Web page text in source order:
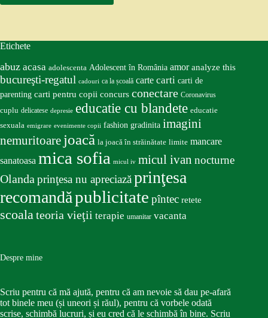
Etichete
abuz acasa adolescenta Adolescent în România amor analyze this
bucureşti-regatul cadouri ca la școală carte carti carti de
parenting carti pentru copii concurs conectare Coronavirus
cuplu delicatese depresie educatie cu blandete educatie
sexuala emigrare evenimente copii fashion gradinita imagini
nemuritoare joacă la joacă în străinătate limite mancare
sanatoasa mica sofia micul iv micul ivan nocturne
Olandaprinţesa nu apreciazăprinţesa
recomandăpublicitate pîntec retete
scoalateoria vieţii terapie umanitar vacanta
Despre mine
Scriu pentru că mă ajută, pentru că am nevoie să dau pe-afară
tot binele meu (și uneori și răul), pentru că vorbele odată
scrise, schimbă lucruri, și eu cred că le schimbă în bine. Scriu